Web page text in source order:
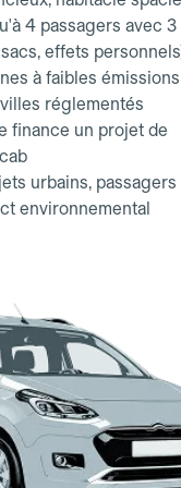
4 passagers avec 3
effets
à faibles émissions
réglementés
finance un projet de
urbains, passagers
environnemental